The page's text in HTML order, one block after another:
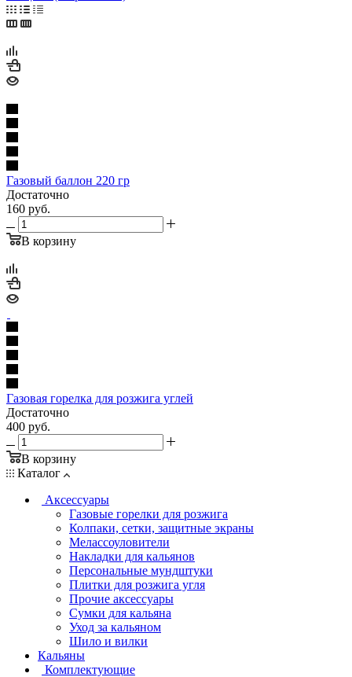
Газовый баллон 220 гр
Достаточно
160 руб.
В корзину
Газовая горелка для розжига углей
Достаточно
400 руб.
В корзину
Каталог
Аксессуары
Газовые горелки для розжига
Колпаки, сетки, защитные экраны
Мелассоуловители
Накладки для кальянов
Персональные мундштуки
Плитки для розжига угля
Прочие аксессуары
Сумки для кальяна
Уход за кальяном
Шило и вилки
Кальяны
Комплектующие